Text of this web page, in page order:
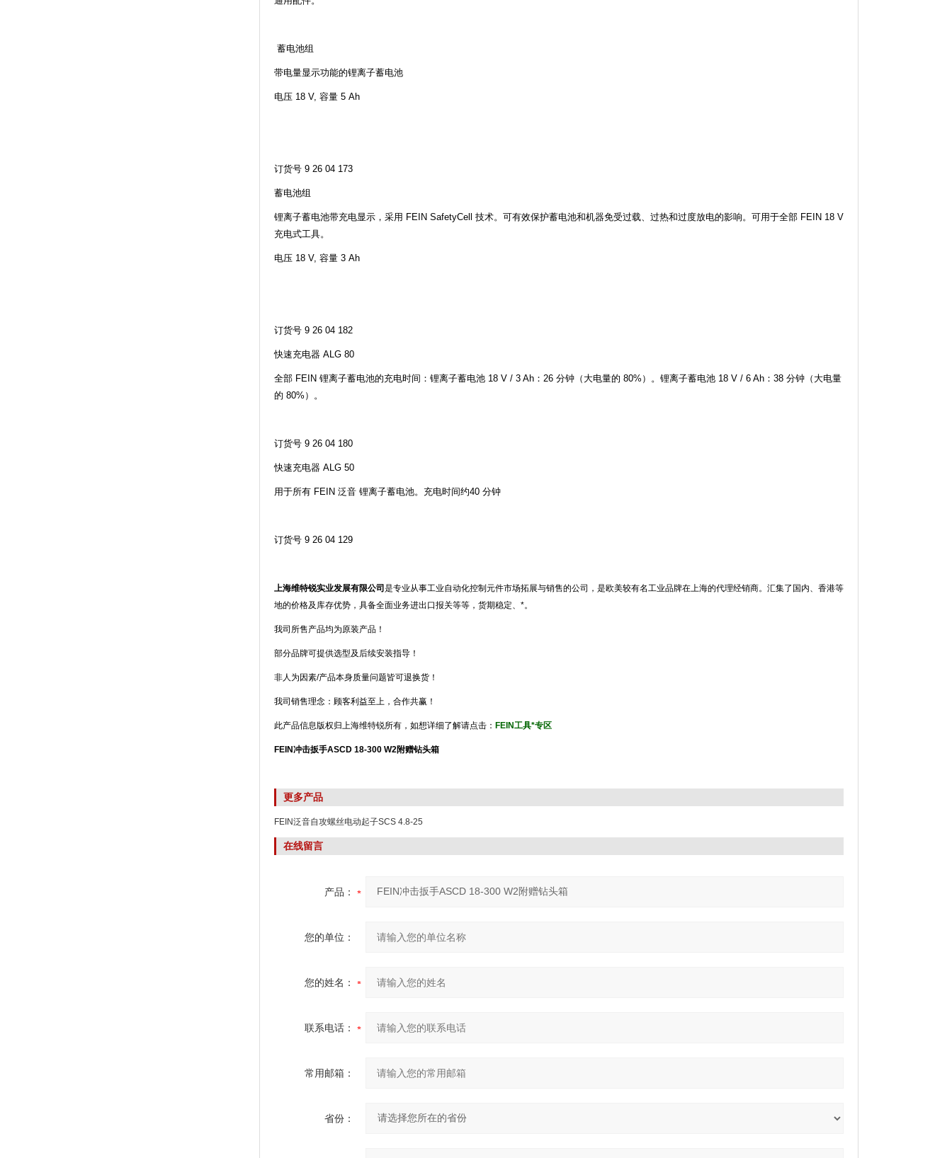
蓄电池组
带电量显示功能的锂离子蓄电池
电压 18 V, 容量 5 Ah
订货号 9 26 04 173
蓄电池组
锂离子蓄电池带充电显示，采用 FEIN SafetyCell 技术。可有效保护蓄电池和机器免受过载、过热和过度放电的影响。可用于全部 FEIN 18 V
充电式工具。
电压 18 V, 容量 3 Ah
订货号 9 26 04 182
快速充电器 ALG 80
全部 FEIN 锂离子蓄电池的充电时间：锂离子蓄电池 18 V / 3 Ah：26 分钟（大电量的 80%）。锂离子蓄电池 18 V / 6 Ah：38 分钟（大电量
的 80%）。
订货号 9 26 04 180
快速充电器 ALG 50
用于所有 FEIN 泛音 锂离子蓄电池。充电时间约40 分钟
订货号 9 26 04 129
上海维特锐实业发展有限公司 是专业从事工业自动化控制元件市场拓展与销售的公司，是欧美较有名工业品牌在上海的代理经销商。汇集了国内、香港等
地的价格及库存优势，具备全面业务进出口报关等等，货期稳定、*。
我司所售产品均为原装产品！
部分品牌可提供选型及后续安装指导！
非人为因素/产品本身质量问题皆可退换货！
我司销售理念：顾客利益至上，合作共赢！
此产品信息版权归上海维特锐所有，如想详细了解请点击： FEIN工具*专区
FEIN冲击扳手ASCD 18-300 W2附赠钻头箱
更多产品
FEIN泛音自攻螺丝电动起子SCS 4.8-25
在线留言
产品：
您的单位：
您的姓名：
联系电话：
常用邮箱：
省份：